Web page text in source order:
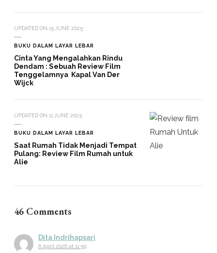
UPDATED ON 15 JUNE 2025
BUKU DALAM LAYAR LEBAR
Cinta Yang Mengalahkan Rindu
Dendam : Sebuah Review Film
Tenggelamnya Kapal Van Der
Wijck
UPDATED ON 11 JUNE 2025
BUKU DALAM LAYAR LEBAR
Saat Rumah Tidak Menjadi Tempat
Pulang: Review Film Rumah untuk
Alie
46 Comments
Dita Indrihapsari
6 April 2026 at 11:59